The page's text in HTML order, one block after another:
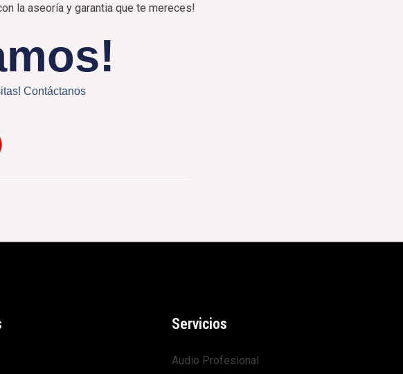
la aseoría y garantia que te mereces!
Contáctanos
Servicios
Audio Profesional